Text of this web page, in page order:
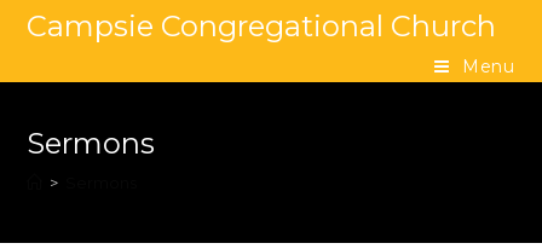
Campsie Congregational Church
Menu
Sermons
>